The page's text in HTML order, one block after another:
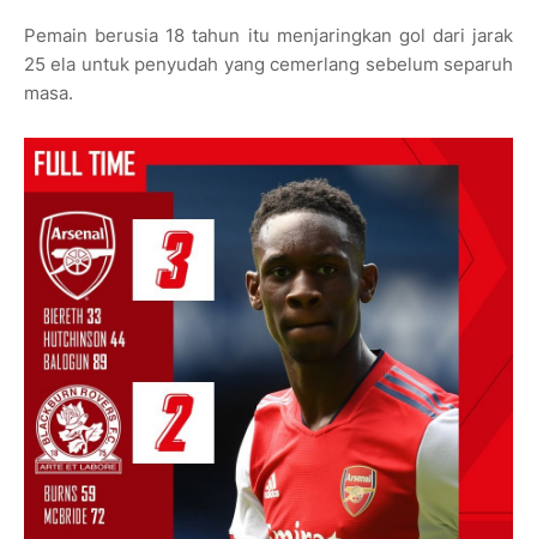
Pemain berusia 18 tahun itu menjaringkan gol dari jarak
25 ela untuk penyudah yang cemerlang sebelum separuh
masa.